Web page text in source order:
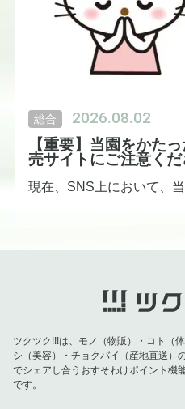
総合 2026.08.02
【重要】当園をかた
売サイトにご注意く
現在、SNS上において、
信は一切行っておりませ
当園を名乗る不審なアカ
ッセージや、見知らぬ販
払い等を行わないよう、十
ツクツク!!!は、モノ（物販）・コト（
シ（美容）・チョクバイ（産地直送）
でシェアし合うおすそわけポイント機
です。